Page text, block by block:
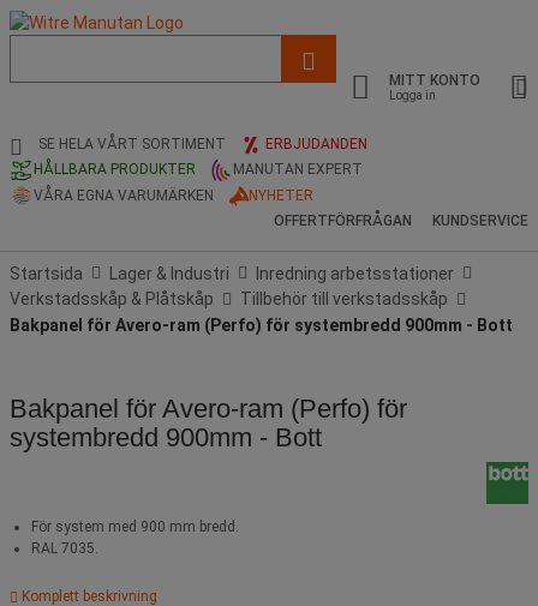
och
sökhistorik
MITT KONTO
Logga in
SE HELA VÅRT SORTIMENT
ERBJUDANDEN
HÅLLBARA PRODUKTER
MANUTAN EXPERT
VÅRA EGNA VARUMÄRKEN
NYHETER
OFFERTFÖRFRÅGAN
KUNDSERVICE
Startsida Lager & Industri
Inredning arbetsstationer
Verkstadsskåp & Plåtskåp
Tillbehör till verkstadsskåp
Bakpanel för Avero-ram (Perfo) för systembredd 900mm - Bott
Bakpanel för Avero-ram (Perfo) för
systembredd 900mm - Bott
För system med 900 mm bredd.
RAL 7035.
Komplett beskrivning